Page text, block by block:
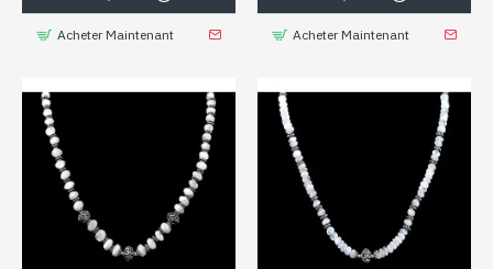
Acheter Maintenant Acheter Maintenant